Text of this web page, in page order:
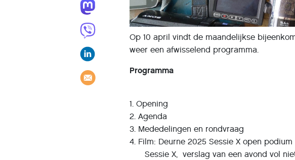
Op 10 april vindt de maandelijkse
weer een afwisselend programma.
Programma
1. Opening
2. Agenda
3. Mededelingen en rondvraag
4. Film: Deurne 2025 Sessie X open podium
Sessie X, verslag van een avond vol